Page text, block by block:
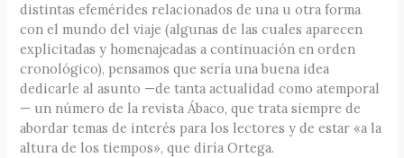
distintas efemérides relacionados de una u otra forma
con el mundo del viaje (algunas de las cuales aparecen
explicitadas y homenajeadas a continuación en orden
cronológico), pensamos que sería una buena idea
dedicarle al asunto —de tanta actualidad como atemporal
— un número de la revista Ábaco, que trata siempre de
abordar temas de interés para los lectores y de estar «a la
altura de los tiempos», que diría Ortega.